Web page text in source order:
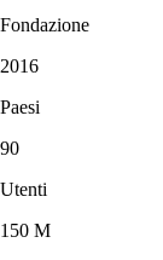
Fondazione
2016
Paesi
90
Utenti
150 M